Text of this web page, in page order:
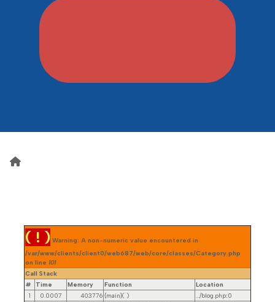
( ! ) Warning: A non-numeric value encountered in
/var/www/clients/client0/web687/web/core/classes/Category.php
on line 101
Call Stack
#
Time Memory Function
Location
1
0.0007 403776 {main}( ) .../blog.php:0